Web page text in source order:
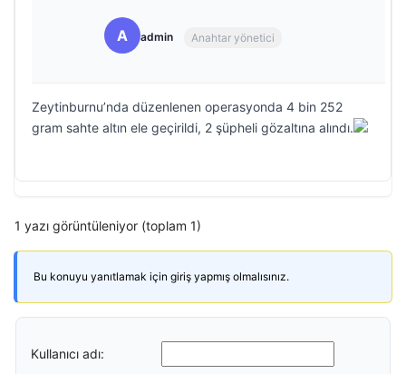
A admin Anahtar yönetici
Zeytinburnu’nda düzenlenen operasyonda 4 bin 252
gram sahte altın ele geçirildi, 2 şüpheli gözaltına alındı.
1 yazı görüntüleniyor (toplam 1)
Bu konuyu yanıtlamak için giriş yapmış olmalısınız.
Kullanıcı adı: